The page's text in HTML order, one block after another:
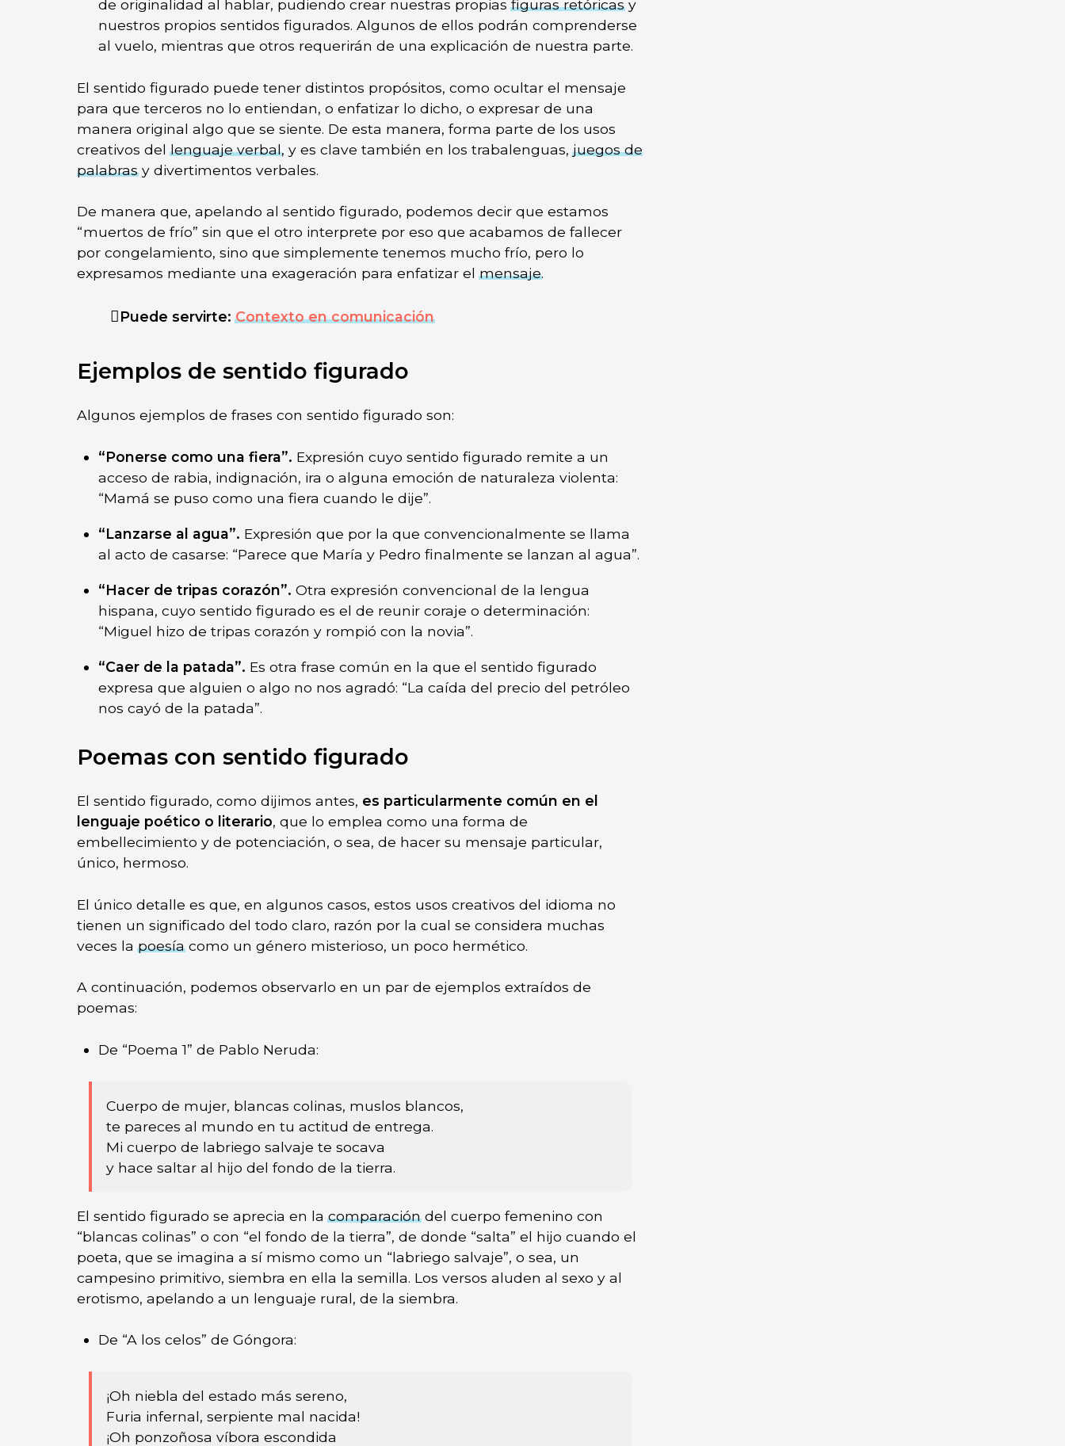
de originalidad al hablar, pudiendo crear nuestras propiasfiguras retóricasy
nuestros propios sentidos figurados. Algunos de ellos podrán comprenderse
al vuelo, mientras que otros requerirán de una explicación de nuestra parte.
El sentido figurado puede tener distintos propósitos, como ocultar el mensaje
para que terceros no lo entiendan, o enfatizar lo dicho, o expresar de una
manera original algo que se siente. De esta manera, forma parte de los usos
creativos dellenguaje verbal, y es clave también en los trabalenguas,juegos de
palabrasy divertimentos verbales.
De manera que, apelando al sentido figurado, podemos decir que estamos
“muertos de frío” sin que el otro interprete por eso que acabamos de fallecer
por congelamiento, sino que simplemente tenemos mucho frío, pero lo
expresamos mediante una exageración para enfatizar elmensaje.
Puede servirte:Contexto en comunicación
Ejemplos de sentido figurado
Algunos ejemplos de frases con sentido figurado son:
“Ponerse como una fiera”. Expresión cuyo sentido figurado remite a un
acceso de rabia, indignación, ira o alguna emoción de naturaleza violenta:
“Mamá se puso como una fiera cuando le dije”.
“Lanzarse al agua”. Expresión que por la que convencionalmente se llama
al acto de casarse: “Parece que María y Pedro finalmente se lanzan al agua”.
“Hacer de tripas corazón”. Otra expresión convencional de la lengua
hispana, cuyo sentido figurado es el de reunir coraje o determinación:
“Miguel hizo de tripas corazón y rompió con la novia”.
“Caer de la patada”. Es otra frase común en la que el sentido figurado
expresa que alguien o algo no nos agradó: “La caída del precio del petróleo
nos cayó de la patada”.
Poemas con sentido figurado
El sentido figurado, como dijimos antes, es particularmente común en el
lenguaje poético o literario, que lo emplea como una forma de
embellecimiento y de potenciación, o sea, de hacer su mensaje particular,
único, hermoso.
El único detalle es que, en algunos casos, estos usos creativos del idioma no
tienen un significado del todo claro, razón por la cual se considera muchas
veces lapoesíacomo un género misterioso, un poco hermético.
A continuación, podemos observarlo en un par de ejemplos extraídos de
poemas:
De “Poema 1” de Pablo Neruda:
Cuerpo de mujer, blancas colinas, muslos blancos,
te pareces al mundo en tu actitud de entrega.
Mi cuerpo de labriego salvaje te socava
y hace saltar al hijo del fondo de la tierra.
El sentido figurado se aprecia en lacomparacióndel cuerpo femenino con
“blancas colinas” o con “el fondo de la tierra”, de donde “salta” el hijo cuando el
poeta, que se imagina a sí mismo como un “labriego salvaje”, o sea, un
campesino primitivo, siembra en ella la semilla. Los versos aluden al sexo y al
erotismo, apelando a un lenguaje rural, de la siembra.
De “A los celos” de Góngora:
¡Oh niebla del estado más sereno,
Furia infernal, serpiente mal nacida!
¡Oh ponzoñosa víbora escondida